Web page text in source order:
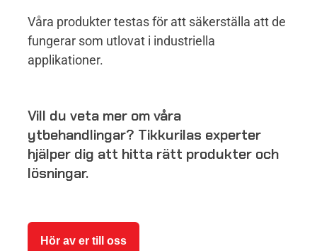
Våra produkter testas för att säkerställa att de
fungerar som utlovat i industriella
applikationer.
Vill du veta mer om våra
ytbehandlingar? Tikkurilas experter
hjälper dig att hitta rätt produkter och
lösningar.
Hör av er till oss